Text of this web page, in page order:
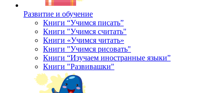
Развитие и обучение
Книги “Учимся писать”
Книги "Учимся считать"
Книги «Учимся читать»
Книги "Учимся рисовать"
Книги “Изучаем иностранные языки”
Книги "Развивашки"